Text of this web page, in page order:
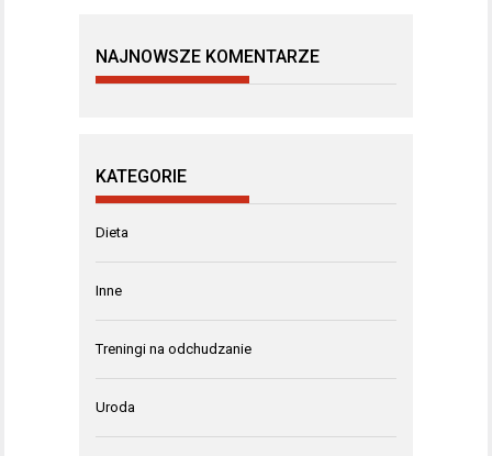
NAJNOWSZE KOMENTARZE
KATEGORIE
Dieta
Inne
Treningi na odchudzanie
Uroda